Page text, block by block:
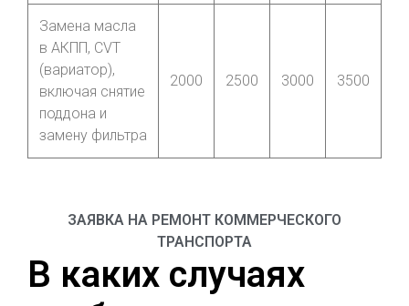
Замена масла
в АКПП, CVT
(вариатор),
включая снятие
поддона и
замену фильтра
2000 2500 3000 3500
ЗАЯВКА НА РЕМОНТ КОММЕРЧЕСКОГО
ТРАНСПОРТА
В каких случаях